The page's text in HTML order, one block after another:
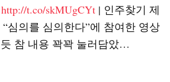
http://t.co/skMUgCYt | 인주찾기 제
심의를 심의한다”에 참여한 영상
참 내용 꽉꽉 눌러담았…